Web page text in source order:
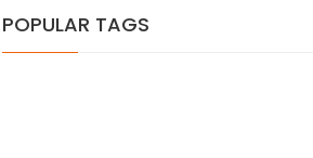
POPULAR TAGS